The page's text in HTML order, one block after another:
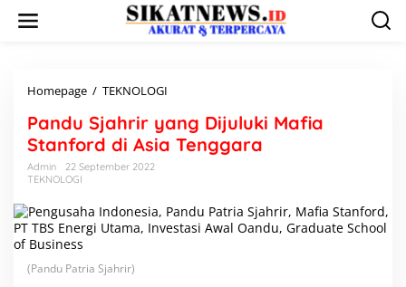
Homepage / TEKNOLOGI
n
d
u
a
h
r
Pandu Sjahrir yang Dijuluki Mafia
Stanford di Asia Tenggara
Admin
22 September 2022
TEKNOLOGI
(Pandu Patria Sjahrir )